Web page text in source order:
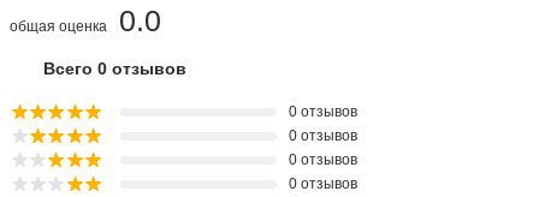
0.0
общая оценка
Всего 0 отзывов
0 отзывов
0 отзывов
0 отзывов
0 отзывов